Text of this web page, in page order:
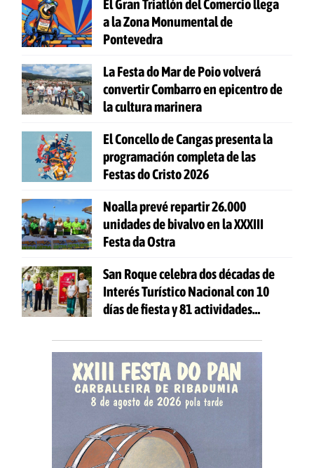
El Gran Triatlón del Comercio llega
a la Zona Monumental de
Pontevedra
La Festa do Mar de Poio volverá
convertir Combarro en epicentro de
la cultura marinera
El Concello de Cangas presenta la
programación completa de las
Festas do Cristo 2026
Noalla prevé repartir 26.000
unidades de bivalvo en la XXXIII
Festa da Ostra
San Roque celebra dos décadas de
Interés Turístico Nacional con 10
días de fiesta y 81 actividades